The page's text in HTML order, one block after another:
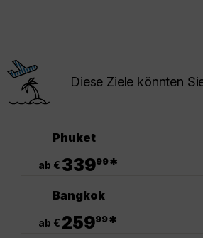
Diese Ziele könnten
Phuket
ab € 33999*
Bangkok
ab € 25999*